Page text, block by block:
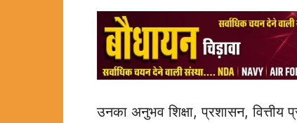
उनका अनुभव शिक्षा, प्रशासन,